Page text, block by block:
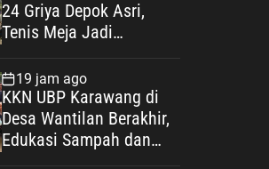
24 Griya Depok Asri,
Tenis Meja Jadi
Lomba
19 jam ago
KKN UBP Karawang di
Desa Wantilan Berakhir,
Edukasi Sampah dan